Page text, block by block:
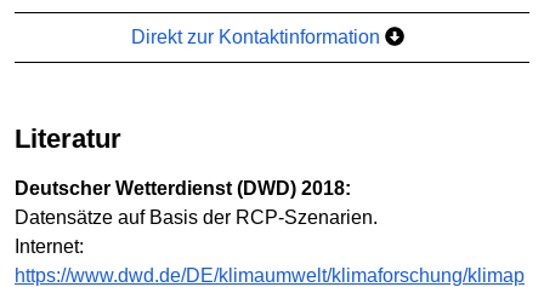
Direkt zur Kontaktinformation
Literatur
Deutscher Wetterdienst (DWD) 2018:
Datensätze auf Basis der RCP-Szenarien.
Internet:
https://www.dwd.de/DE/klimaumwelt/klimaforschung/klimap